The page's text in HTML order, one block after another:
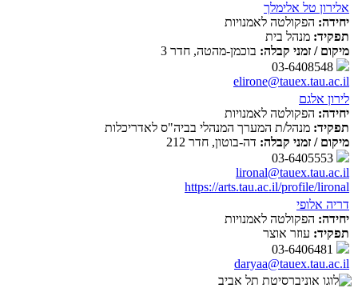
אלירון טל אלימלך
יחידה: הפקולטה לאמנויות
תפקיד: מנהל בית
מיקום / זמני קבלה: בוכמן-מהטה, חדר 3
elirone@tauex.tau.ac.il
לירון אלגם
יחידה: הפקולטה לאמנויות
תפקיד: מנהל/ת המערך המנהלי בביה"ס לאדריכלות
מיקום / זמני קבלה: דה-בוטון, חדר 212
lironal@tauex.tau.ac.il
https://arts.tau.ac.il/profile/lironal
דריה אלופי
יחידה: הפקולטה לאמנויות
תפקיד: עוזר אוצר
daryaa@tauex.tau.ac.il